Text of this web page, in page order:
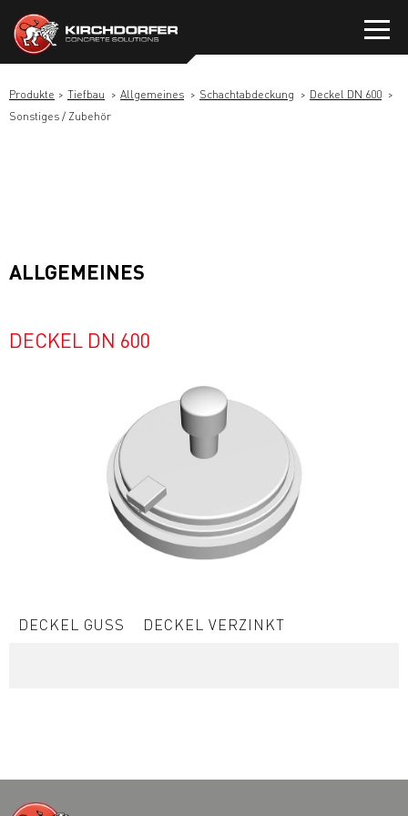
Inhalt
springen
Produkte Tiefbau Allgemeines Schachtabdeckung
Deckel DN 600
Sonstiges / Zubehör
ALLGEMEINES
DECKEL DN 600
DECKEL GUSS DECKEL VERZINKT